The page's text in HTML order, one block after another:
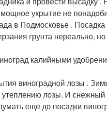
укрытие не
в Подмосковье .
грунта нереально,
калийными
виноградной лозы .
лозы. И
еще до посадки